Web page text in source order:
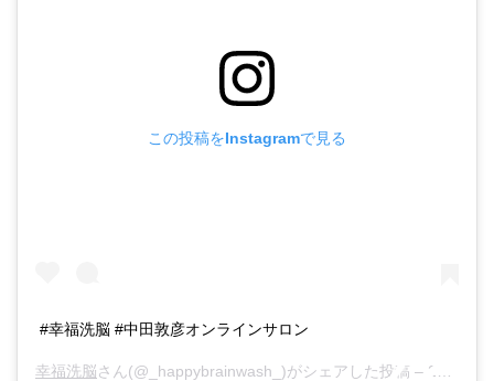
この投稿をInstagramで見る
#幸福洗脳 #中田敦彦オンラインサロン
幸福洗脳さん(@_happybrainwash_)がシェアした投稿 – 2019年 7月月27日午後5時42分PDT